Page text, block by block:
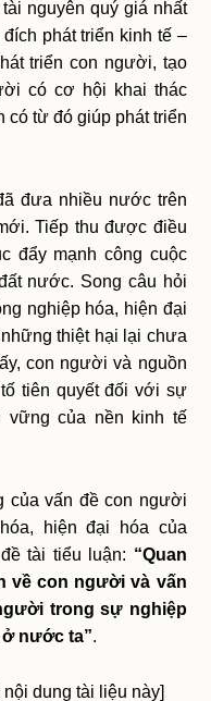
nguyên quý giá nhất
phát triển kinh tế –
triển con người, tạo
có cơ hội khai thác
có từ đó giúp phát triển
đưa nhiều nước trên
Tiếp thu được điều
đẩy mạnh công cuộc
nước. Song câu hỏi
nghiệp hóa, hiện đại
thiệt hại lại chưa
con người và nguồn
tiên quyết đối với sự
vững của nền kinh tế
của vấn đề con người
hiện đại hóa của
tài tiểu luận: “Quan
về con người và vấn
trong sự nghiệp
nước ta”.
dung tài liệu này]